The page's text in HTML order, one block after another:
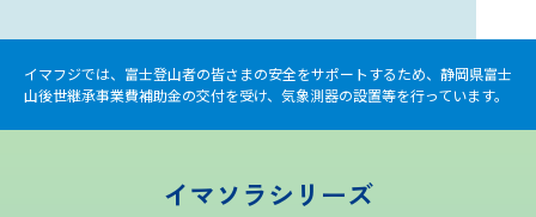
イマフジでは、富士登山者の皆さまの安全をサポートするため、静岡県富士
山後世継承事業費補助金の交付を受け、気象測器の設置等を行っています。
イマソラシリーズ